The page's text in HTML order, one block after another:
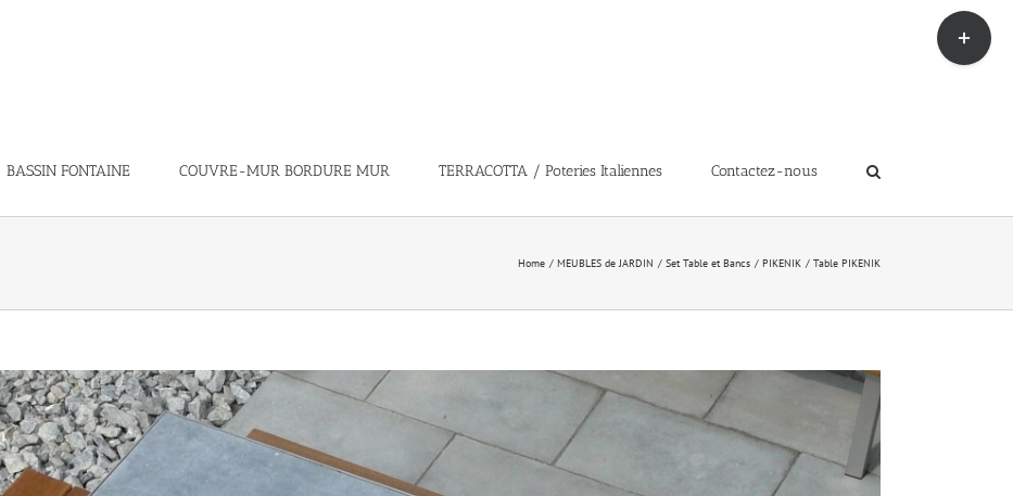
BASSIN FONTAINE COUVRE-MUR BORDURE MUR TERRACOTTA / Poteries Italiennes Contactez-nous
Home MEUBLES de JARDIN Set Table et Bancs PIKENIK Table PIKENIK
Toggle
Sliding
Bar